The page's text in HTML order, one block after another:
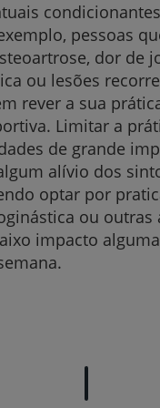
pessoas
dor de
ou lesões
rever a sua
Limitar a
de grande
alívio dos
optar por
ou outras
impacto